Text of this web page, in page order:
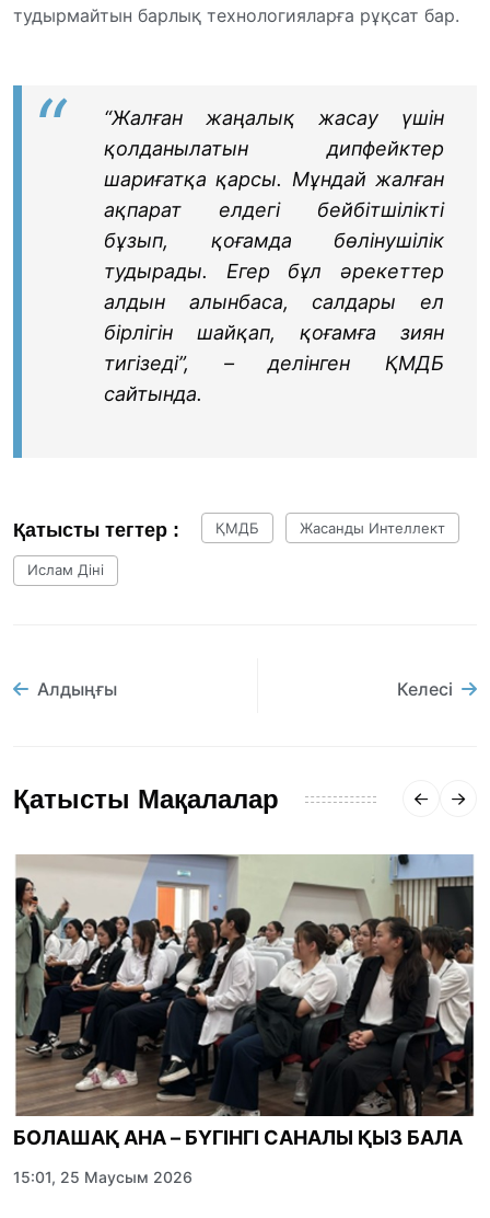
тудырмайтын барлық технологияларға рұқсат бар.
“Жалған жаңалық жасау үшін
қолданылатын дипфейктер
шариғатқа қарсы. Мұндай жалған
ақпарат елдегі бейбітшілікті
бұзып, қоғамда бөлінушілік
тудырады. Егер бұл әрекеттер
алдын алынбаса, салдары ел
бірлігін шайқап, қоғамға зиян
тигізеді”, – делінген ҚМДБ
сайтында.
Қатысты тегтер : ҚМДБ Жасанды Интеллект
Ислам Діні
Алдыңғы Келесі
Қатысты Мақалалар
БОЛАШАҚ АНА – БҮГІНГІ САНАЛЫ ҚЫЗ БАЛА
15:01, 25 Маусым 2026